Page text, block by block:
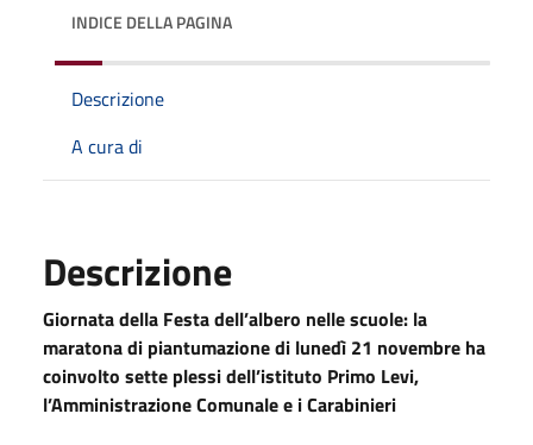
INDICE DELLA PAGINA
Descrizione
A cura di
Descrizione
Giornata della Festa dell’albero nelle scuole: la
maratona di piantumazione di lunedì 21 novembre ha
coinvolto sette plessi dell’istituto Primo Levi,
l’Amministrazione Comunale e i Carabinieri